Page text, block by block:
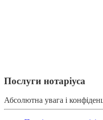
Послуги нотаріуса
Абсолютна увага і